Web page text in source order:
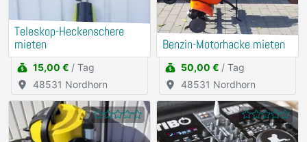
Teleskop-Heckenschere
mieten
15,00 € / Tag
48531 Nordhorn
Benzin-Motorhacke mieten
50,00 € / Tag
48531 Nordhorn